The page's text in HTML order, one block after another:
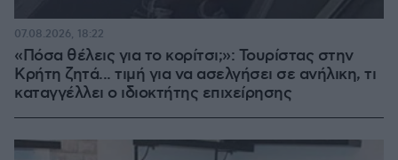
«Πόσα θέλεις για το κορίτσι;»: Τουρίστας στην
Κρήτη ζητά... τιμή για να ασελγήσει σε ανήλικη, τι
καταγγέλλει ο ιδιοκτήτης επιχείρησης
07.08.2026, 18:22